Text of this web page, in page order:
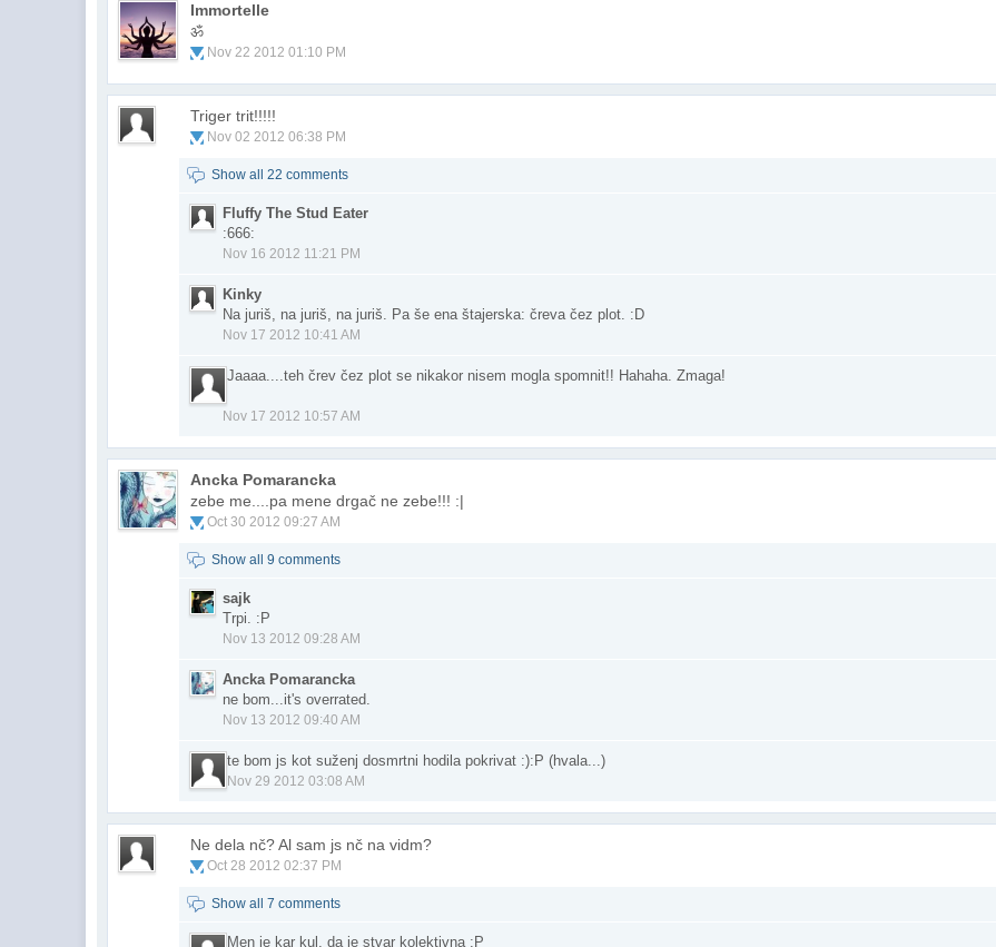
Immortelle
ॐ
Nov 22 2012 01:10 PM
Triger trit!!!!!
Nov 02 2012 06:38 PM
Show all 22 comments
Fluffy The Stud Eater
:666:
Nov 16 2012 11:21 PM
Kinky
Na juriš, na juriš, na juriš. Pa še ena štajerska: čreva čez plot. :D
Nov 17 2012 10:41 AM
Jaaaa....teh črev čez plot se nikakor nisem mogla spomnit!! Hahaha. Zmaga!
Nov 17 2012 10:57 AM
Ancka Pomarancka
zebe me....pa mene drgač ne zebe!!! :|
Oct 30 2012 09:27 AM
Show all 9 comments
sajk
Trpi. :P
Nov 13 2012 09:28 AM
Ancka Pomarancka
ne bom...it's overrated.
Nov 13 2012 09:40 AM
te bom js kot suženj dosmrtni hodila pokrivat :):P (hvala...)
Nov 29 2012 03:08 AM
Ne dela nč? Al sam js nč na vidm?
Oct 28 2012 02:37 PM
Show all 7 comments
Men je kar kul, da je stvar kolektivna :P